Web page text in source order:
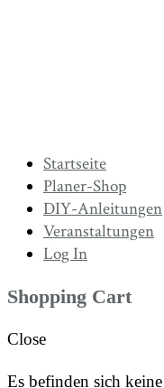
Startseite
Planer-Shop
DIY-Anleitungen
Veranstaltungen
Log In
Shopping Cart
Close
Es befinden sich